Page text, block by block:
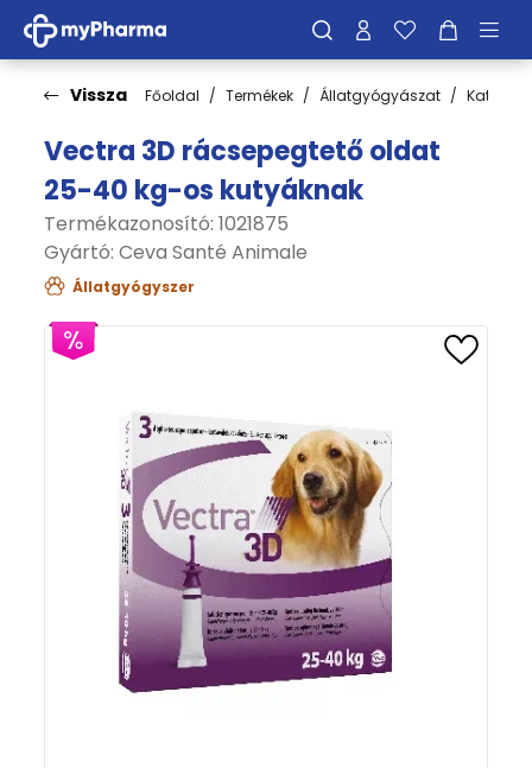
Vissza Főoldal Termékek Állatgyógyászat
Vectra 3D rácsepegtető oldat
25-40 kg-os kutyáknak
Termékazonosító: 1021875
Gyártó: Ceva Santé Animale
Állatgyógyszer